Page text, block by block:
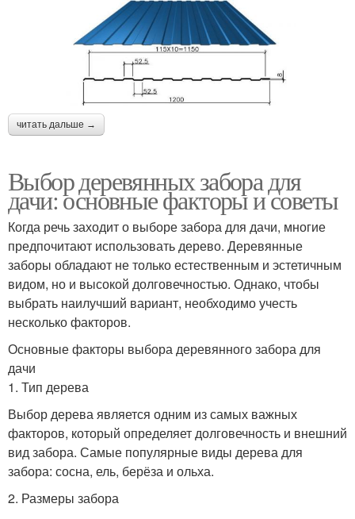
читать дальше →
Выбор деревянных забора для
дачи: основные факторы и советы
Когда речь заходит о выборе забора для дачи, многие
предпочитают использовать дерево. Деревянные
заборы обладают не только естественным и эстетичным
видом, но и высокой долговечностью. Однако, чтобы
выбрать наилучший вариант, необходимо учесть
несколько факторов.
Основные факторы выбора деревянного забора для
дачи
1. Тип дерева
Выбор дерева является одним из самых важных
факторов, который определяет долговечность и внешний
вид забора. Самые популярные виды дерева для
забора: сосна, ель, берёза и ольха.
2. Размеры забора